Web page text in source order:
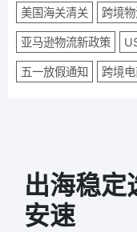
美国海关清关 跨境
亚马逊物流新政策
五一放假通知 跨境
出海稳定
安速